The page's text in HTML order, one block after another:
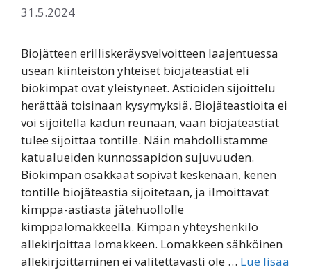
31.5.2024
Biojätteen erilliskeräysvelvoitteen laajentuessa
usean kiinteistön yhteiset biojäteastiat eli
biokimpat ovat yleistyneet. Astioiden sijoittelu
herättää toisinaan kysymyksiä. Biojäteastioita ei
voi sijoitella kadun reunaan, vaan biojäteastiat
tulee sijoittaa tontille. Näin mahdollistamme
katualueiden kunnossapidon sujuvuuden.
Biokimpan osakkaat sopivat keskenään, kenen
tontille biojäteastia sijoitetaan, ja ilmoittavat
kimppa-astiasta jätehuollolle
kimppalomakkeella. Kimpan yhteyshenkilö
allekirjoittaa lomakkeen. Lomakkeen sähköinen
allekirjoittaminen ei valitettavasti ole … Lue lisää